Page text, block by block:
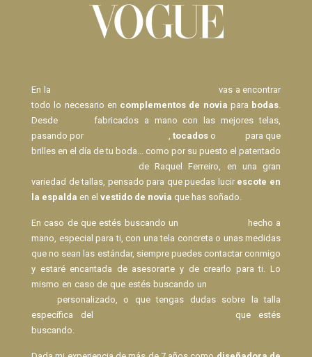
En la
vas a encontrar
todo lo necesario en complementos de novia para bodas.
Desde
fabricados a mano con las mejores telas,
pasando por
,tocados o
para que
brilles en el día de tu boda... como por su puesto el patentado
de Raquel Ferreiro, en una gran
variedad de tallas, pensado para que puedas lucir escote en
la espalda en el vestido de novia que has soñado.
En caso de que estés buscando un
hecho a
mano, especial para ti, con una tela concreta o unas medidas
que no sean las estándar, siempre puedes contactar conmigo
y estaré encantada de asesorarte y de crearlo para ti. Lo
mismo en caso de que estés buscando un
personalizado, o que tengas dudas sobre la talla
específica del
que estés
buscando.